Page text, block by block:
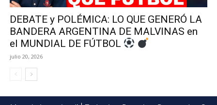
DEBATE y POLÉMICA: LO QUE GENERÓ LA
BANDERA ARGENTINA DE MALVINAS en
el MUNDIAL DE FÚTBOL
julio 20, 2026